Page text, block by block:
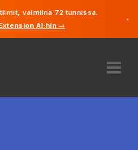
valmiina 72 tunnissa.
AI:hin →
×
Saksa
Englanti